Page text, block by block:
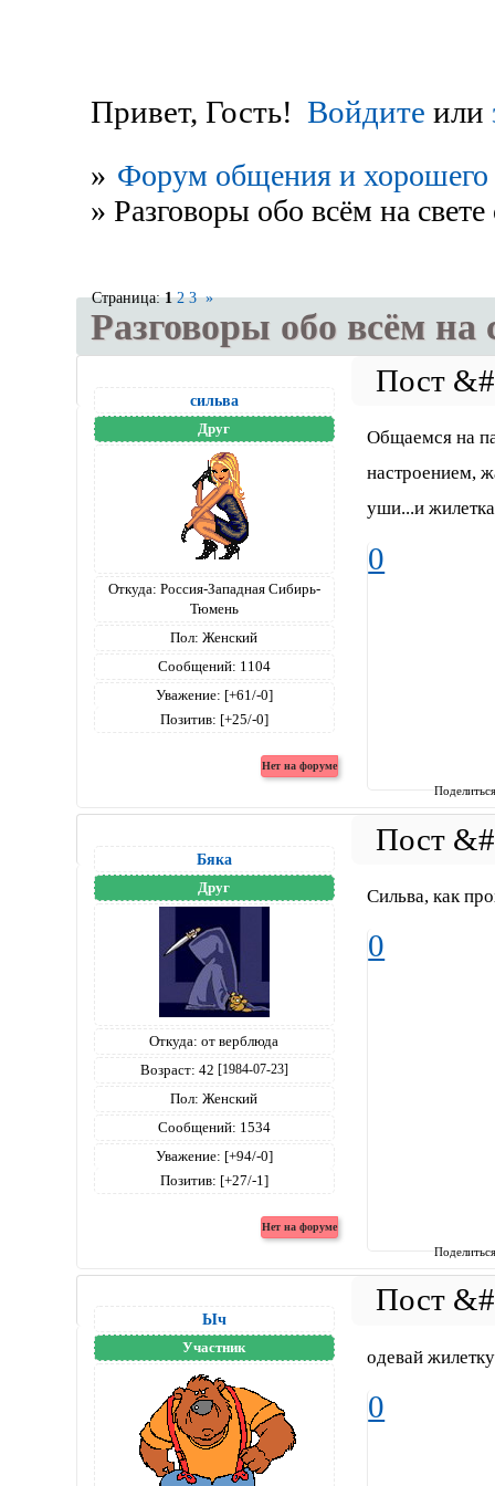
Привет, Гость! Войдите или
» Форум общения и хорошего
» Разговоры обо всём на
Разговоры обо всём на
Страница:1 2 3 »
сильва
Друг
Откуда: Россия-Западная Сибирь-
Тюмень
Пол: Женский
Сообщений: 1104
Уважение: [+61/-0]
Позитив: [+25/-0]
Общаемся на
настроением,
уши...и
0
Бяка
Друг
Откуда: от верблюда
Возраст: 42 [1984-07-23]
Пол: Женский
Сообщений: 1534
Уважение: [+94/-0]
Позитив: [+27/-1]
Сильва, как
0
Ыч
Участник одевай
0